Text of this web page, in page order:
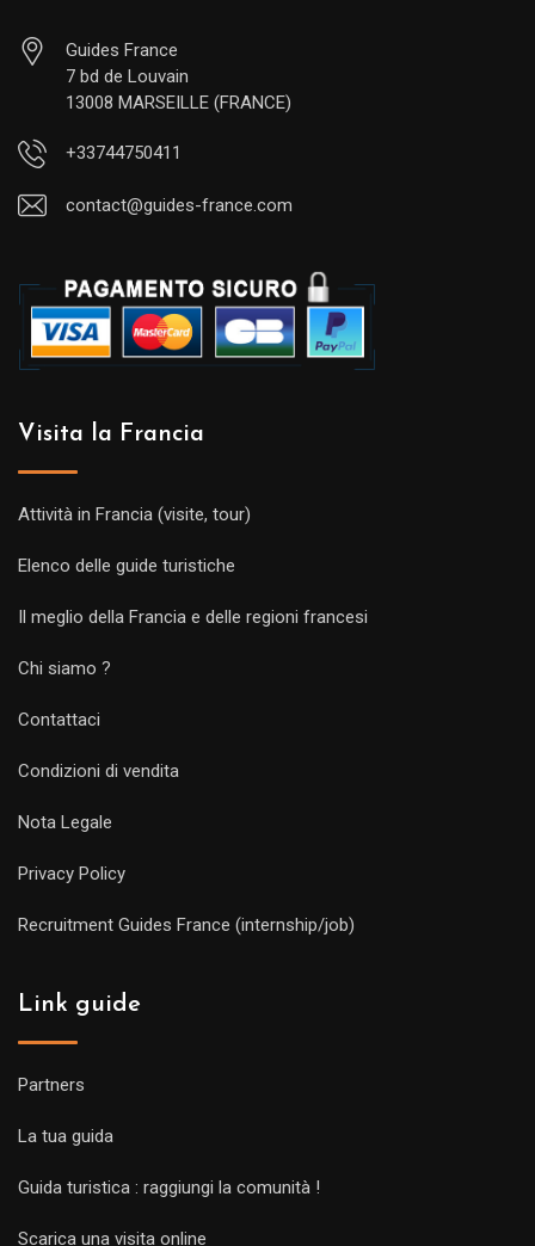
Guides France
7 bd de Louvain
13008 MARSEILLE (FRANCE)
+33744750411
contact@guides-france.com
Visita la Francia
Attività in Francia (visite, tour)
Elenco delle guide turistiche
Il meglio della Francia e delle regioni francesi
Chi siamo ?
Contattaci
Condizioni di vendita
Nota Legale
Privacy Policy
Recruitment Guides France (internship/job)
Link guide
Partners
La tua guida
Guida turistica : raggiungi la comunità !
Scarica una visita online